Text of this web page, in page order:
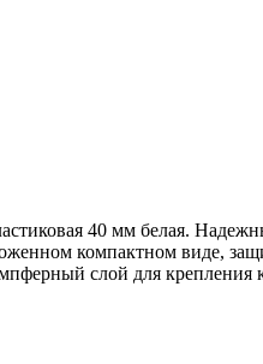
40 мм белая.
компактном виде,
слой для крепления